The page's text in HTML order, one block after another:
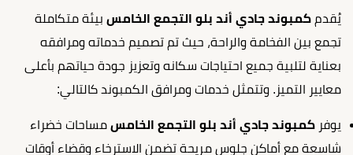
يُقدم كمبوند جادي أند بلو التجمع الخامس بيئة متكاملة
تجمع بين الفخامة والراحة، حيث تم تصميم خدماته ومرافقه
بعناية لتلبية جميع احتياجات سكانه وتعزيز جودة حياتهم بأعلى
معايير التميز. وتتمثل خدمات ومرافق الكمبوند كالتالي:
يوفر كمبوند جادي أند بلو التجمع الخامس مساحات خضراء
شاسعة مع أماكن جلوس مريحة تضمن الاسترخاء وقضاء أوقات